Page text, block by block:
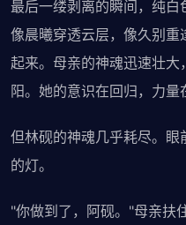
最后一缕剥离的瞬间，纯
像晨曦穿透云层，像久别重
起来。母亲的神魂迅速壮
阳。她的意识在回归，力量
但林砚的神魂几乎耗尽。
的灯。
"你做到了，阿砚。"母亲扶